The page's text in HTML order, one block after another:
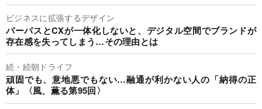
ビジネスに拡張するデザイン
パーパスとCXが一体化しないと、デジタル空間でブランドが
存在感を失ってしまう…その理由とは
続・続朝ドライフ
頑固でも、意地悪でもない…融通が利かない人の「納得の正
体」〈風、薫る第95回〉